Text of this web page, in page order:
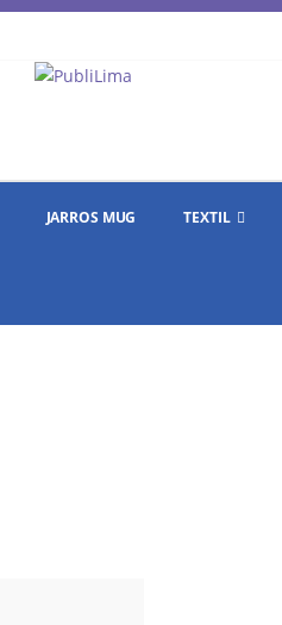
JARROS MUG TEXTIL